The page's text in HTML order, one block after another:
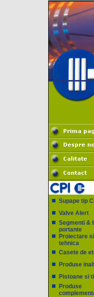
Supape tip
Valve Alert
Segmenti &
portante
Proiectare
tehnica
Casete de
Produse
Pistoane si
Produse